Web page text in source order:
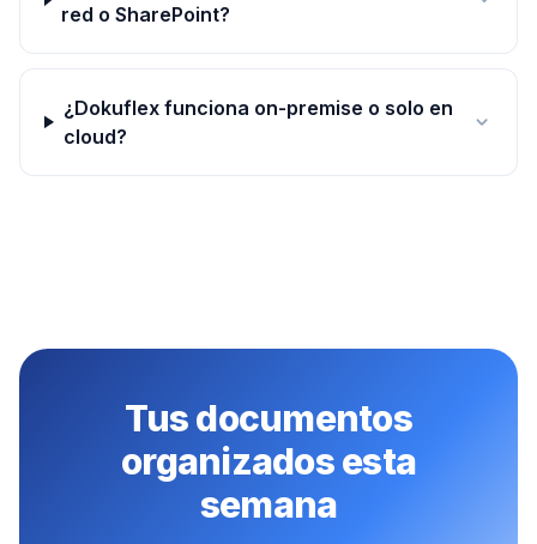
red o SharePoint?
¿Dokuflex funciona on-premise o solo en
cloud?
Tus documentos
organizados esta
semana